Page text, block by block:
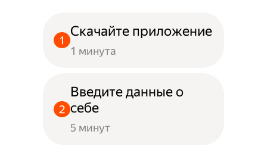
Скачайте приложение
1 минута
Введите данные о
себе
5 минут